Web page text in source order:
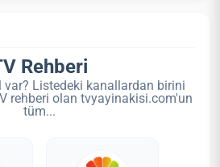
Rehberi
var? Listedeki kanallardan birini
rehberi olan tvyayinakisi.com'un
tüm...